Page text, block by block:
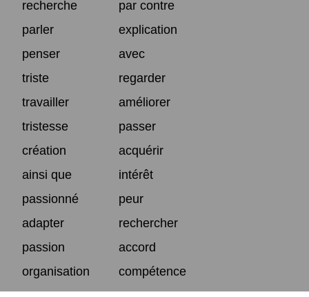
recherche
par contre
parler
explication
penser
avec
triste
regarder
travailler
améliorer
tristesse
passer
création
acquérir
ainsi que
intérêt
passionné
peur
adapter
rechercher
passion
accord
organisation
compétence